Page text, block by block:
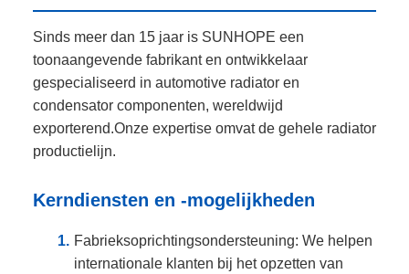
Sinds meer dan 15 jaar is SUNHOPE een
toonaangevende fabrikant en ontwikkelaar
gespecialiseerd in automotive radiator en
condensator componenten, wereldwijd
exporterend.Onze expertise omvat de gehele radiator
productielijn.
Kerndiensten en -mogelijkheden
Fabrieksoprichtingsondersteuning: We helpen
internationale klanten bij het opzetten van